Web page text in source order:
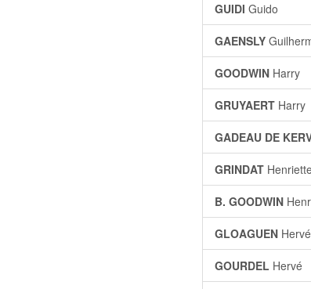
GUIDI Guido
GAENSLY
GOODWIN Harry
GRUYAERT Harry
GADEAU DE
GRINDAT
B. GOODWIN
GLOAGUEN Hervé
GOURDEL Hervé